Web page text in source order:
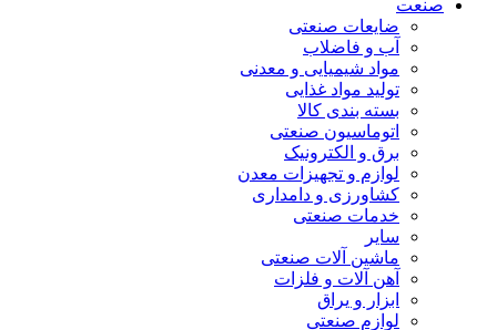
صنعت
ضایعات صنعتی
آب و فاضلاب
مواد شیمیایی و معدنی
تولید مواد غذایی
بسته بندی کالا
اتوماسیون صنعتی
برق و الکترونیک
لوازم و تجهیزات معدن
کشاورزی و دامداری
خدمات صنعتی
سایر
ماشین آلات صنعتی
آهن آلات و فلزات
ابزار و یراق
لوازم صنعتی